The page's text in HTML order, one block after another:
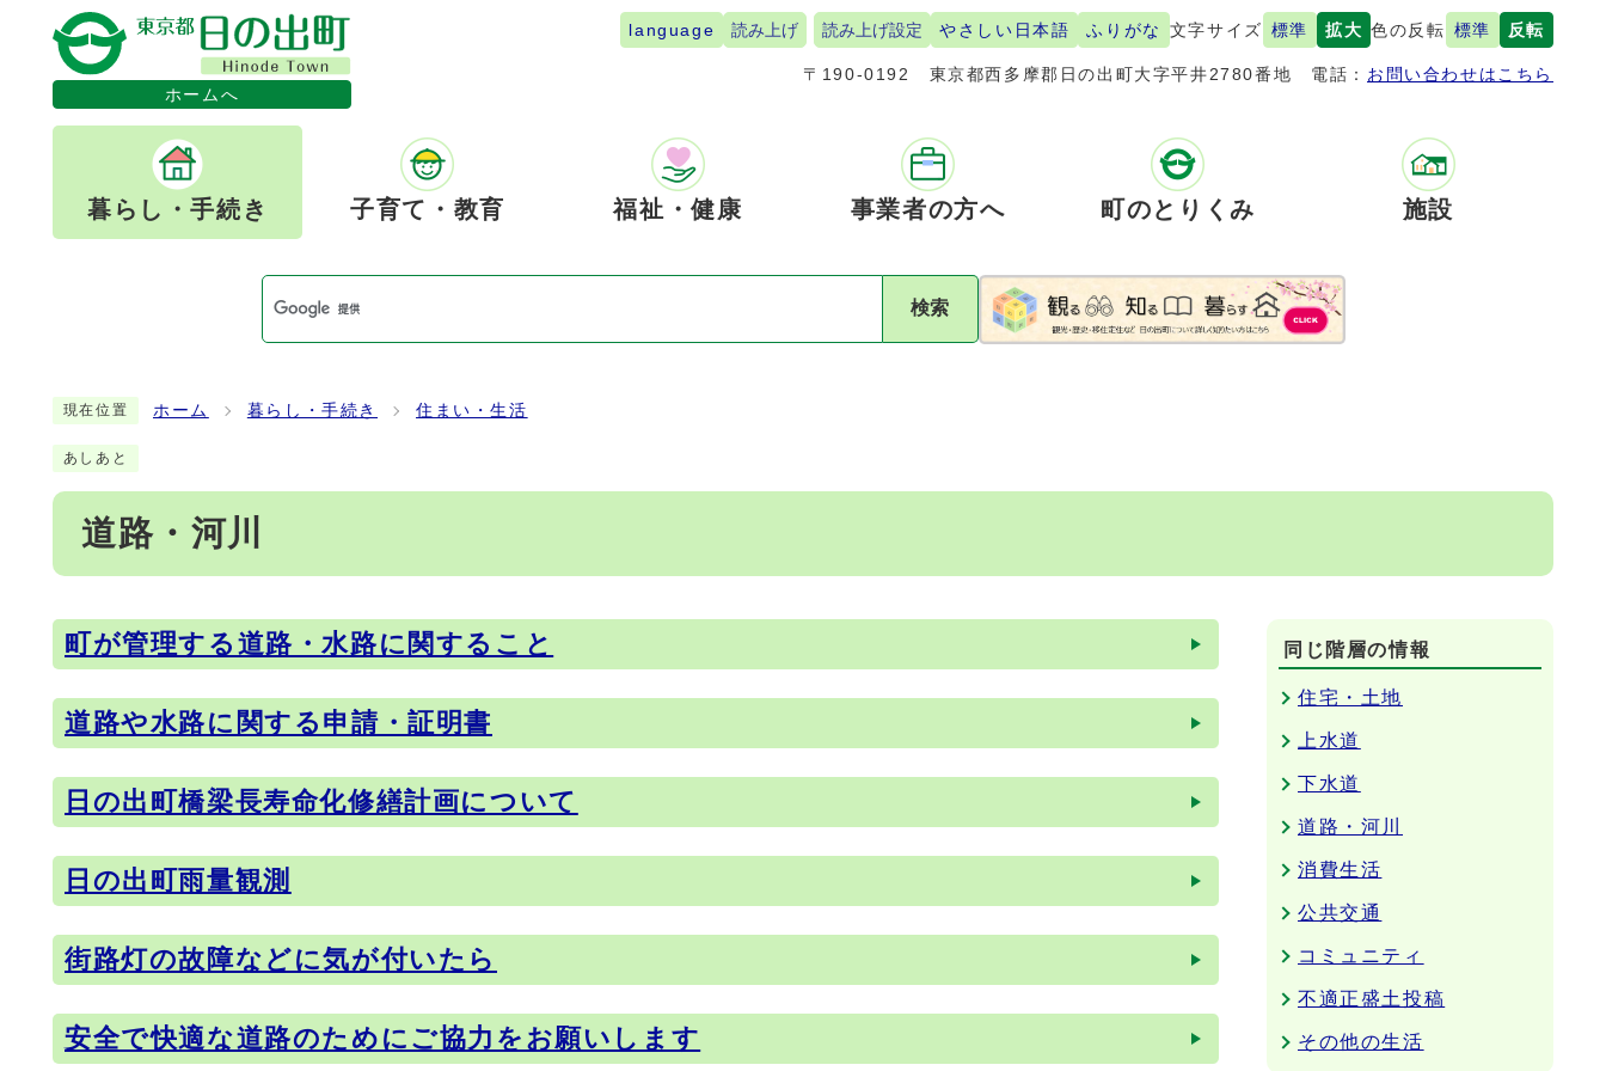
ホームへ
language 読み上げ 読み上げ設定 やさしい日本語 ふりがな 文字サイズ 標準 拡大 色の反転 標準 反転
〒190-0192 東京都西多摩郡日の出町大字平井2780番地 電話： お問い合わせはこちら
暮らし・手続き 子育て・教育 福祉・健康 事業者の方へ 町のとりくみ 施設
検索
現在位置 ホーム 暮らし・手続き 住まい・生活
あしあと
道路・河川
メインメニュー
町が管理する道路・水路に関すること
道路や水路に関する申請・証明書
日の出町橋梁長寿命化修繕計画について
日の出町雨量観測
街路灯の故障などに気が付いたら
安全で快適な道路のためにご協力をお願いします
同じ階層の情報
住宅・土地
上水道
下水道
道路・河川
消費生活
公共交通
コミュニティ
不適正盛土投稿
その他の生活